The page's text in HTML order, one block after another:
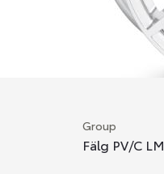
Group
Fälg PV/C LM